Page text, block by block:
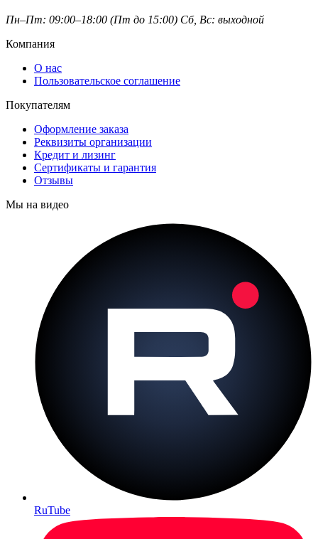
Пн–Пт: 09:00–18:00 (Пт до 15:00) Сб, Вс: выходной
Компания
О нас
Пользовательское соглашение
Покупателям
Оформление заказа
Реквизиты организации
Кредит и лизинг
Сертификаты и гарантия
Отзывы
Мы на видео
RuTube